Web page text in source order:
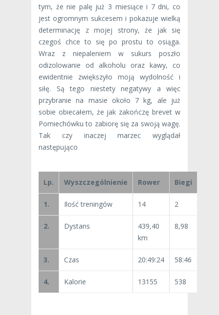
tym, że nie palę już 3 miesiące i 7 dni, co
jest ogromnym sukcesem i pokazuje wielką
determinację z mojej strony, że jak się
czegoś chce to się po prostu to osiąga.
Wraz z niepaleniem w sukurs poszło
odizolowanie od alkoholu oraz kawy, co
ewidentnie zwiększyło moją wydolność i
siłę. Są tego niestety negatywy a więc
przybranie na masie około 7 kg, ale już
sobie obiecałem, że jak zakończę brevet w
Pomiechówku to zabiorę się za swoją wagę.
Tak czy inaczej marzec wyglądał
następująco
Lp. Wyszczególnienie Rower Biegi
1. Ilość treningów 14 2
2. Dystans
439,40
km
8,98
3. Czas 20:49:24 58:46
4. Kalorie 13155 538